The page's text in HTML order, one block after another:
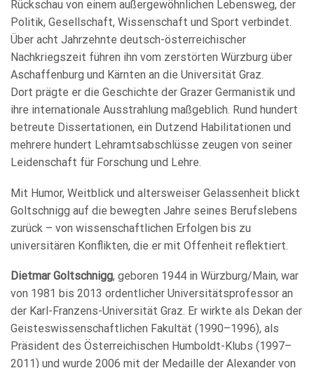
Rückschau von einem außergewöhnlichen Lebensweg, der
Politik, Gesellschaft, Wissenschaft und Sport verbindet.
Über acht Jahrzehnte deutsch-österreichischer
Nachkriegszeit führen ihn vom zerstörten Würzburg über
Aschaffenburg und Kärnten an die Universität Graz.
Dort prägte er die Geschichte der Grazer Germanistik und
ihre internationale Ausstrahlung maßgeblich. Rund hundert
betreute Dissertationen, ein Dutzend Habilitationen und
mehrere hundert Lehramtsabschlüsse zeugen von seiner
Leidenschaft für Forschung und Lehre.
Mit Humor, Weitblick und altersweiser Gelassenheit blickt
Goltschnigg auf die bewegten Jahre seines Berufslebens
zurück – von wissenschaftlichen Erfolgen bis zu
universitären Konflikten, die er mit Offenheit reflektiert.
Dietmar Goltschnigg, geboren 1944 in Würzburg/Main, war
von 1981 bis 2013 ordentlicher Universitätsprofessor an
der Karl-Franzens-Universität Graz. Er wirkte als Dekan der
Geisteswissenschaftlichen Fakultät (1990–1996), als
Präsident des Österreichischen Humboldt-Klubs (1997–
2011) und wurde 2006 mit der Medaille der Alexander von